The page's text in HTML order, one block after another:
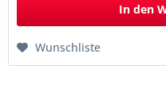
In den
Wunschliste